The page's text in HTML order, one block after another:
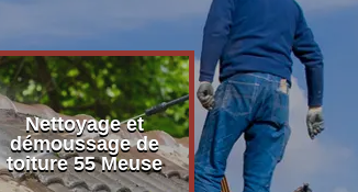
Nettoyage et
démoussage de
toiture 55 Meuse
Nettoyage et
de gouttière